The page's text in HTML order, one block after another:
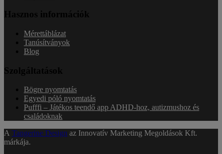
Hasznos információk
Mérettáblázat
Tanúsítványok
Blog
Szolgáltatások
Bögre nyomtatás
Egyedi póló nyomtatás
Pufffi – Játékos teendő app ADHD-hoz, autizmushoz és
családoknak
A Tangerine Design az Innovatív Marketing Megoldások Kft.
márkája.